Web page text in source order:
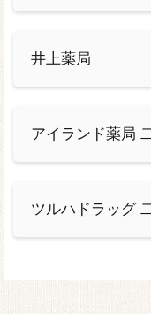
井上薬局
アイランド薬局
ツルハドラッグ